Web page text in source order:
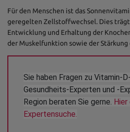
Für den Menschen ist das
geregelten Zellstoffwechsel. Dies
Entwicklung und Erhaltung der
der Muskelfunktion sowie der Stärkung
Sie haben Fragen zu Vitamin-
Gesundheits-Experten und -
Region beraten Sie gerne. Hier
Expertensuche.